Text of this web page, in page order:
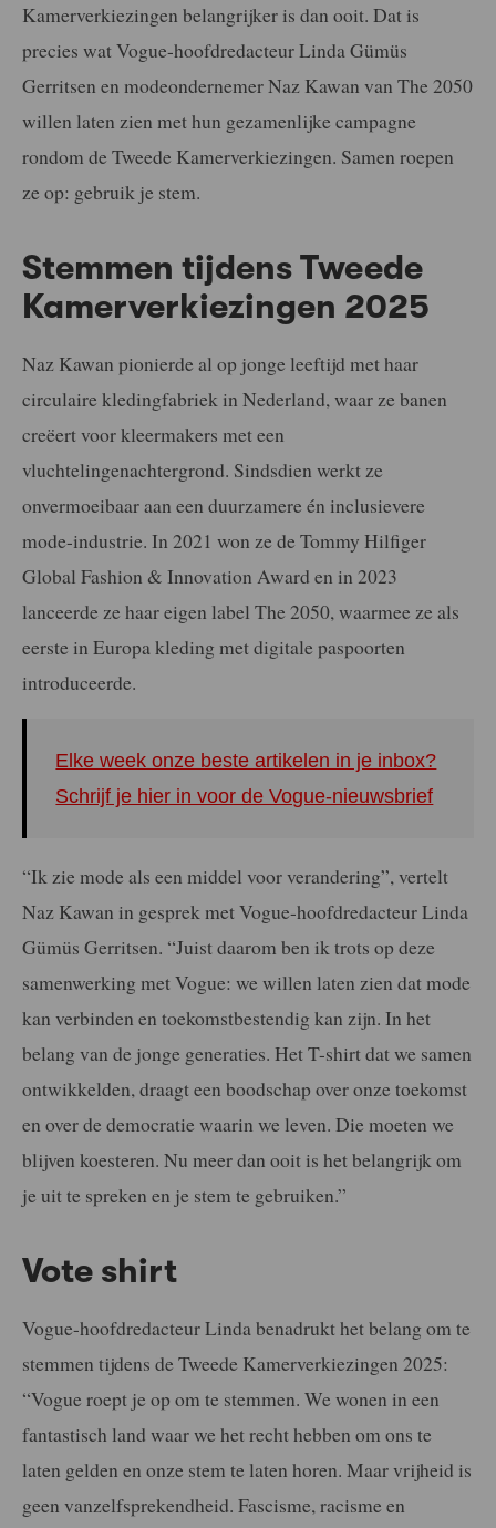
Kamerverkiezingen belangrijker is dan ooit. Dat is
precies wat Vogue-hoofdredacteur Linda Gümüs
Gerritsen en modeondernemer Naz Kawan van The 2050
willen laten zien met hun gezamenlijke campagne
rondom de Tweede Kamerverkiezingen. Samen roepen
ze op: gebruik je stem.
Stemmen tijdens Tweede
Kamerverkiezingen 2025
Naz Kawan pionierde al op jonge leeftijd met haar
circulaire kledingfabriek in Nederland, waar ze banen
creëert voor kleermakers met een
vluchtelingenachtergrond. Sindsdien werkt ze
onvermoeibaar aan een duurzamere én inclusievere
mode-industrie. In 2021 won ze de Tommy Hilfiger
Global Fashion & Innovation Award en in 2023
lanceerde ze haar eigen label The 2050, waarmee ze als
eerste in Europa kleding met digitale paspoorten
introduceerde.
Elke week onze beste artikelen in je inbox?
Schrijf je hier in voor de Vogue-nieuwsbrief
“Ik zie mode als een middel voor verandering”, vertelt
Naz Kawan in gesprek met Vogue-hoofdredacteur Linda
Gümüs Gerritsen. “Juist daarom ben ik trots op deze
samenwerking met Vogue: we willen laten zien dat mode
kan verbinden en toekomstbestendig kan zijn. In het
belang van de jonge generaties. Het T-shirt dat we samen
ontwikkelden, draagt een boodschap over onze toekomst
en over de democratie waarin we leven. Die moeten we
blijven koesteren. Nu meer dan ooit is het belangrijk om
je uit te spreken en je stem te gebruiken.”
Vote shirt
Vogue-hoofdredacteur Linda benadrukt het belang om te
stemmen tijdens de Tweede Kamerverkiezingen 2025:
“Vogue roept je op om te stemmen. We wonen in een
fantastisch land waar we het recht hebben om ons te
laten gelden en onze stem te laten horen. Maar vrijheid is
geen vanzelfsprekendheid. Fascisme, racisme en